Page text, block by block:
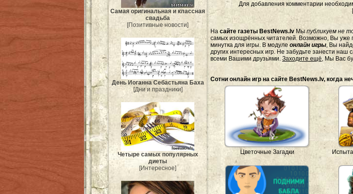
Самая оригинальная и классная
свадьба
[Позитивные новости]
День Иоганна Себастьяна Баха
[Дни и праздники]
Четыре самых популярных
диеты
[Интересное]
Для добавления комментарии
На сайте газеты BestNews.lvМыпубликуем не
самых изощрённых читателей. Возможно, Вы уже
минутка для игры. В модуле онлайн игры, Вы
других интересных игр. Не забудьте занести
всеми Вашими друзьями. Заходите ещё, Мы Вас
Сотни онлайн игр на сайте BestNews.lv, когда
Цветочные Загадки